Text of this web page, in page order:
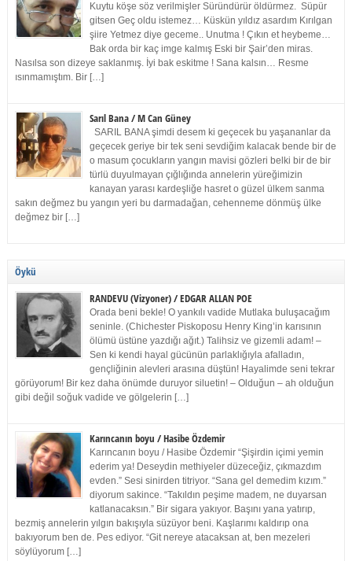
Kuytu köşe söz verilmişler Süründürür öldürmez. Süpür
gitsen Geç oldu istemez… Küskün yıldız asardım Kırılgan
şiire Yetmez diye geceme.. Unutma ! Çıkın et heybeme…
Bak orda bir kaç imge kalmış Eski bir Şair’den miras.
Nasılsa son dizeye saklanmış. İyi bak eskitme ! Sana kalsın… Resme
ısınmamıştım. Bir […]
Sarıl Bana / M Can Güney
SARIL BANA şimdi desem ki geçecek bu yaşananlar da
geçecek geriye bir tek seni sevdiğim kalacak bende bir de
o masum çocukların yangın mavisi gözleri belki bir de bir
türlü duyulmayan çığlığında annelerin yüreğimizin
kanayan yarası kardeşliğe hasret o güzel ülkem sanma
sakın değmez bu yangın yeri bu darmadağan, cehenneme dönmüş ülke
değmez bir […]
Öykü
RANDEVU (Vizyoner) / EDGAR ALLAN POE
Orada beni bekle! O yankılı vadide Mutlaka buluşacağım
seninle. (Chichester Piskoposu Henry King’in karısının
ölümü üstüne yazdığı ağıt.) Talihsiz ve gizemli adam! –
Sen ki kendi hayal gücünün parlaklığıyla afalladın,
gençliğinin alevleri arasına düştün! Hayalimde seni tekrar
görüyorum! Bir kez daha önümde duruyor siluetin! – Olduğun – ah olduğun
gibi değil soğuk vadide ve gölgelerin […]
Karıncanın boyu / Hasibe Özdemir
Karıncanın boyu / Hasibe Özdemir “Şişirdin içimi yemin
ederim ya! Deseydin methiyeler düzeceğiz, çıkmazdım
evden.” Sesi sinirden titriyor. “Sana gel demedim kızım.”
diyorum sakince. “Takıldın peşime madem, ne duyarsan
katlanacaksın.” Bir sigara yakıyor. Başını yana yatırıp,
bezmiş annelerin yılgın bakışıyla süzüyor beni. Kaşlarımı kaldırıp ona
bakıyorum ben de. Pes ediyor. “Git nereye atacaksan at, ben mezeleri
söylüyorum […]